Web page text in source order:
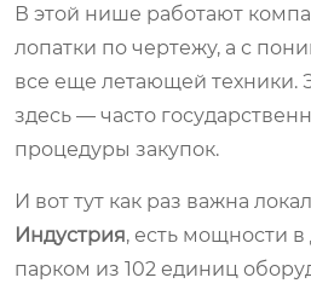
В этой нише работают
лопатки по чертежу, а с
все еще летающей техники.
здесь — часто
процедуры закупок.
И вот тут как раз важна
Индустрия, есть мощности
парком из 102 единиц